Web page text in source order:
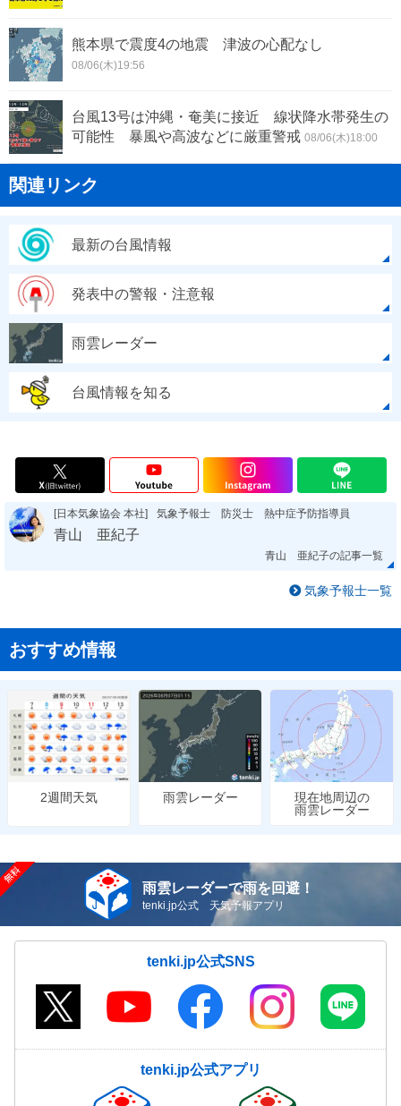
熊本県で震度4の地震 津波の心配なし
08/06(木)19:56
台風13号は沖縄・奄美に接近 線状降水帯発生の
可能性 暴風や高波などに厳重警戒 08/06(木)18:00
関連リンク
最新の台風情報
発表中の警報・注意報
雨雲レーダー
台風情報を知る
[日本気象協会 本社] 気象予報士 防災士 熱中症予防指導員
青山 亜紀子
青山 亜紀子の記事一覧
気象予報士一覧
おすすめ情報
2週間天気 雨雲レーダー
現在地周辺の
雨雲レーダー
雨雲レーダーで雨を回避！
tenki.jp公式 天気予報アプリ
tenki.jp公式SNS
tenki.jp公式アプリ